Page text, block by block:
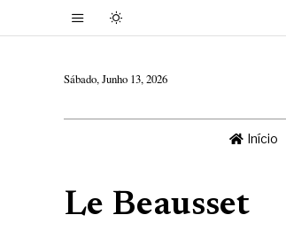
Sábado, Junho 13, 2026
Início
Le Beausset